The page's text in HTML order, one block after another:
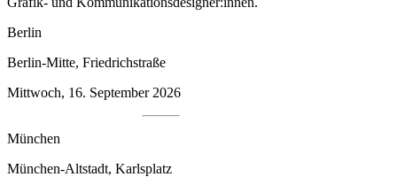
Berlin
Berlin-Mitte, Friedrichstraße
Mittwoch, 16. September 2026
München
München-Altstadt, Karlsplatz